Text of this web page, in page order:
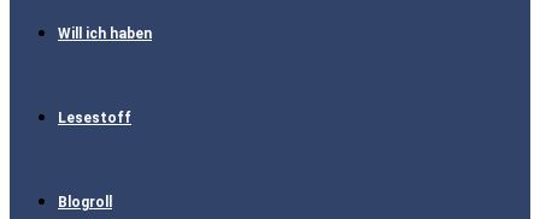
Will ich haben
Lesestoff
Blogroll